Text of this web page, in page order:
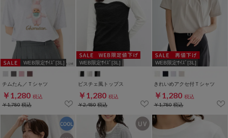
WEB限定ｻｲｽﾞ[3L]
チムたん／Ｔシャツ
￥1,280 税込
￥1,780税込
WEB限定ｻｲｽﾞ[3L]
ビスチェ風トップス
￥1,280 税込
￥2,480税込
WEB限定ｻｲｽﾞ[3L]
きれいめアクセ付Ｔシャツ
￥1,280 税込
￥1,780税込